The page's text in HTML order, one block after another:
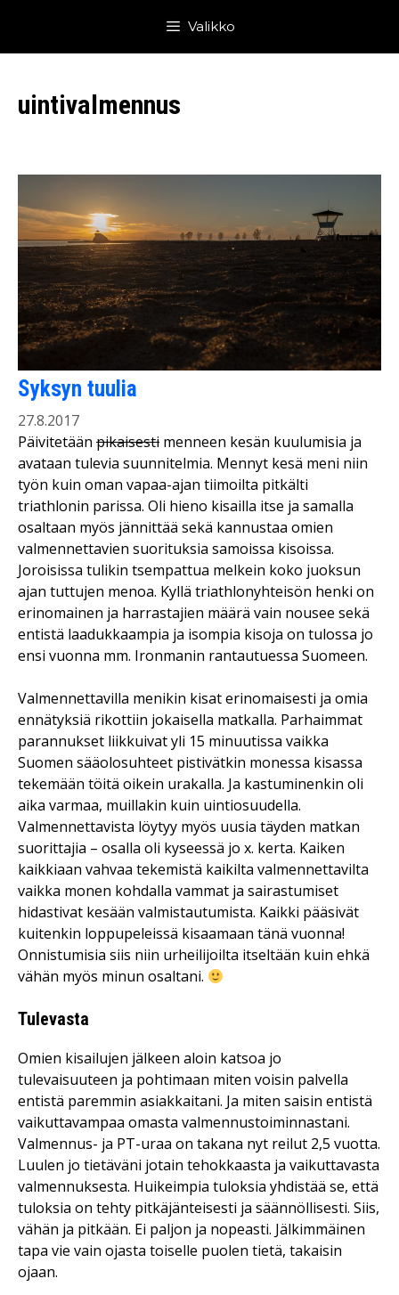
Valikko
uintivalmennus
Syksyn tuulia
27.8.2017
Päivitetään pikaisesti menneen kesän kuulumisia ja
avataan tulevia suunnitelmia. Mennyt kesä meni niin
työn kuin oman vapaa-ajan tiimoilta pitkälti
triathlonin parissa. Oli hieno kisailla itse ja samalla
osaltaan myös jännittää sekä kannustaa omien
valmennettavien suorituksia samoissa kisoissa.
Joroisissa tulikin tsempattua melkein koko juoksun
ajan tuttujen menoa. Kyllä triathlonyhteisön henki on
erinomainen ja harrastajien määrä vain nousee sekä
entistä laadukkaampia ja isompia kisoja on tulossa jo
ensi vuonna mm. Ironmanin rantautuessa Suomeen.
Valmennettavilla menikin kisat erinomaisesti ja omia
ennätyksiä rikottiin jokaisella matkalla. Parhaimmat
parannukset liikkuivat yli 15 minuutissa vaikka
Suomen sääolosuhteet pistivätkin monessa kisassa
tekemään töitä oikein urakalla. Ja kastuminenkin oli
aika varmaa, muillakin kuin uintiosuudella.
Valmennettavista löytyy myös uusia täyden matkan
suorittajia – osalla oli kyseessä jo x. kerta. Kaiken
kaikkiaan vahvaa tekemistä kaikilta valmennettavilta
vaikka monen kohdalla vammat ja sairastumiset
hidastivat kesään valmistautumista. Kaikki pääsivät
kuitenkin loppupeleissä kisaamaan tänä vuonna!
Onnistumisia siis niin urheilijoilta itseltään kuin ehkä
vähän myös minun osaltani.
Tulevasta
Omien kisailujen jälkeen aloin katsoa jo
tulevaisuuteen ja pohtimaan miten voisin palvella
entistä paremmin asiakkaitani. Ja miten saisin entistä
vaikuttavampaa omasta valmennustoiminnastani.
Valmennus- ja PT-uraa on takana nyt reilut 2,5 vuotta.
Luulen jo tietäväni jotain tehokkaasta ja vaikuttavasta
valmennuksesta. Huikeimpia tuloksia yhdistää se, että
tuloksia on tehty pitkäjänteisesti ja säännöllisesti. Siis,
vähän ja pitkään. Ei paljon ja nopeasti. Jälkimmäinen
tapa vie vain ojasta toiselle puolen tietä, takaisin
ojaan.